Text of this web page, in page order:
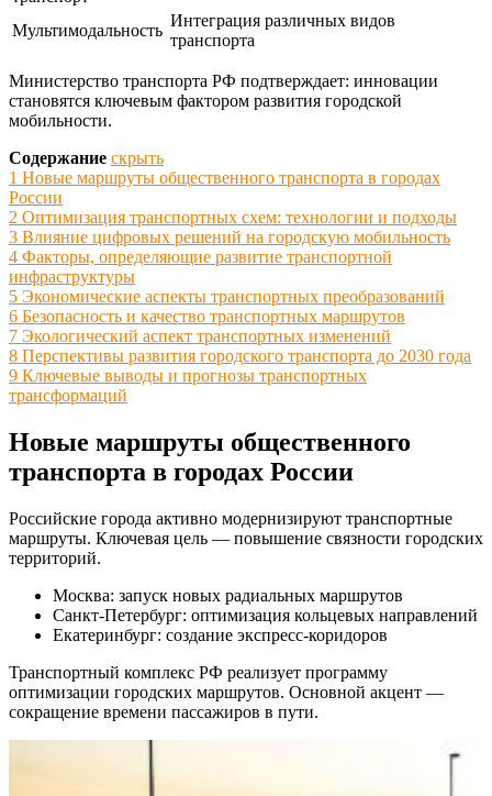
Мультимодальность
Интеграция различных видов
транспорта
Министерство транспорта РФ подтверждает: инновации
становятся ключевым фактором развития городской
мобильности.
Содержание скрыть
1 Новые маршруты общественного транспорта в городах
России
2 Оптимизация транспортных схем: технологии и подходы
3 Влияние цифровых решений на городскую мобильность
4 Факторы, определяющие развитие транспортной
инфраструктуры
5 Экономические аспекты транспортных преобразований
6 Безопасность и качество транспортных маршрутов
7 Экологический аспект транспортных изменений
8 Перспективы развития городского транспорта до 2030 года
9 Ключевые выводы и прогнозы транспортных
трансформаций
Новые маршруты общественного
транспорта в городах России
Российские города активно модернизируют транспортные
маршруты. Ключевая цель — повышение связности городских
территорий.
Москва: запуск новых радиальных маршрутов
Санкт-Петербург: оптимизация кольцевых направлений
Екатеринбург: создание экспресс-коридоров
Транспортный комплекс РФ реализует программу
оптимизации городских маршрутов. Основной акцент —
сокращение времени пассажиров в пути.